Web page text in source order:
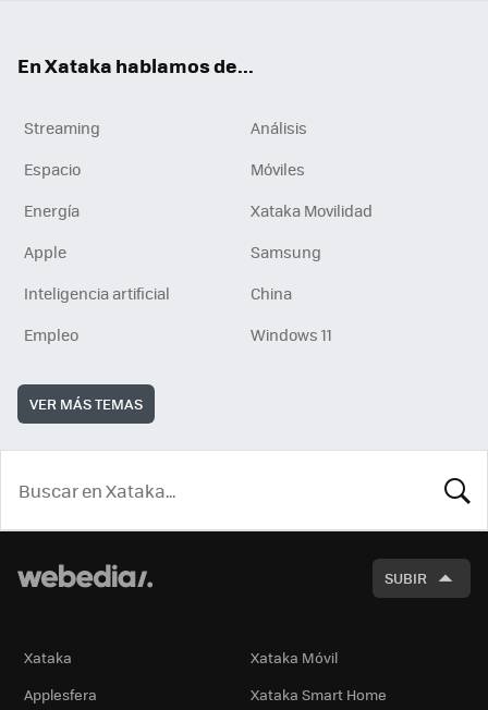
En Xataka hablamos de...
Streaming
Análisis
Espacio
Móviles
Energía
Xataka Movilidad
Apple
Samsung
Inteligencia artificial
China
Empleo
Windows 11
VER MÁS TEMAS
SUBIR
Xataka
Xataka Móvil
Applesfera
Xataka Smart Home